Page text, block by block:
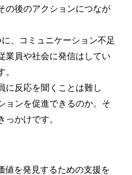
の後のアクションにつなが
、コミュニケーション不足
業員や社会に発信はしてい
に反応を聞くことは難し
ョンを促進できるのか。そ
かけです。
値を発見するための支援を